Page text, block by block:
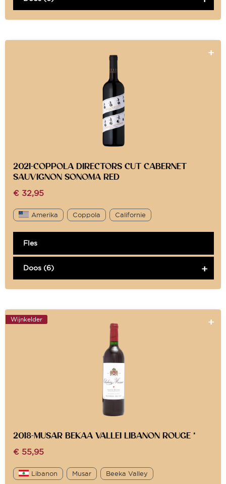
2021-COPPOLA DIRECTORS CUT CABERNET
SAUVIGNON SONOMA RED
€ 32,95
Amerika Coppola Californie
Fles
Doos (6)
Wijnkelder
2018-MUSAR BEKAA VALLEI LIBANON ROUGE *
€ 55,95
Libanon Musar Beeka Valley